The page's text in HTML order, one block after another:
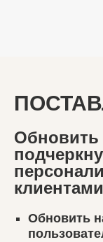
Обновить
Обновить